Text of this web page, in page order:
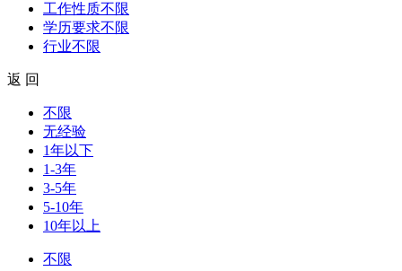
工作性质不限
学历要求不限
行业不限
返 回
不限
无经验
1年以下
1-3年
3-5年
5-10年
10年以上
不限